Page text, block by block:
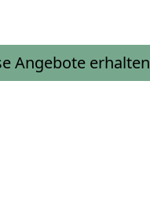
Angebote erhalten